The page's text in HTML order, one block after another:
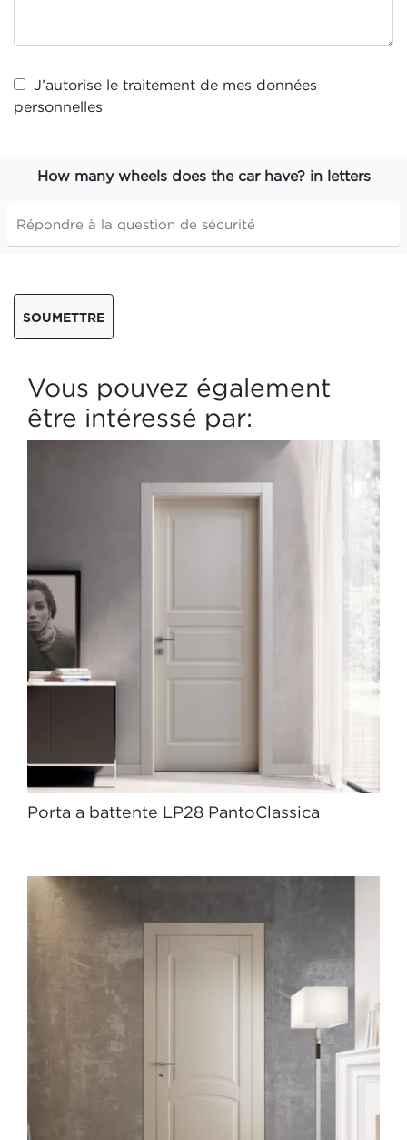
J’autorise le traitement de mes données
personnelles
How many wheels does the car have? in letters
SOUMETTRE
Vous pouvez également
être intéressé par:
Porta a battente LP28 PantoClassica